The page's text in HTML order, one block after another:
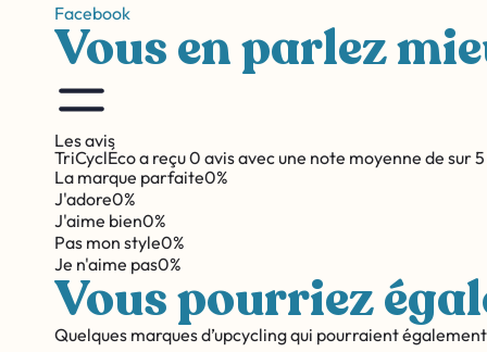
Facebook
Vous en parlez
Les avis
TriCyclÉco a reçu 0 avis avec une note moyenne de sur 5
La marque parfaite0%
J'adore0%
J'aime bien0%
Pas mon style0%
Je n'aime pas0%
Vous pourriez
Quelques marques d’upcycling qui pourraient